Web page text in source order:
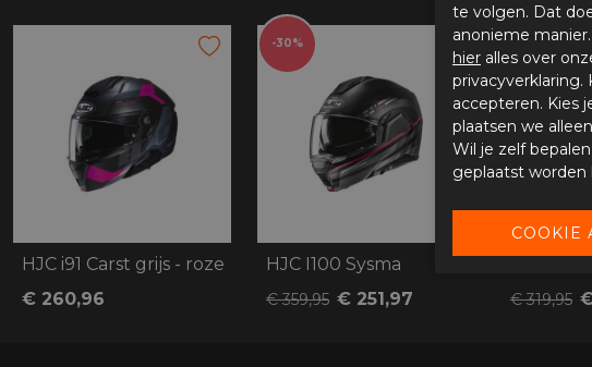
HJC i91 Carst grijs - roze
€ 260,96
-30%
HJC I100 Sysma
€ 359,95 € 251,97
-25%
€ 319,95
te volgen. Dat
anonieme
hier alles over
privacyverklaring.
accepteren. Kies
plaatsen we
Wil je zelf
geplaatst worden